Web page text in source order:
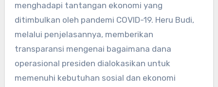
menghadapi tantangan ekonomi yang
ditimbulkan oleh pandemi COVID-19. Heru Budi,
melalui penjelasannya, memberikan
transparansi mengenai bagaimana dana
operasional presiden dialokasikan untuk
memenuhi kebutuhan sosial dan ekonomi